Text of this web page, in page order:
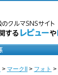
> マークII > フォト >